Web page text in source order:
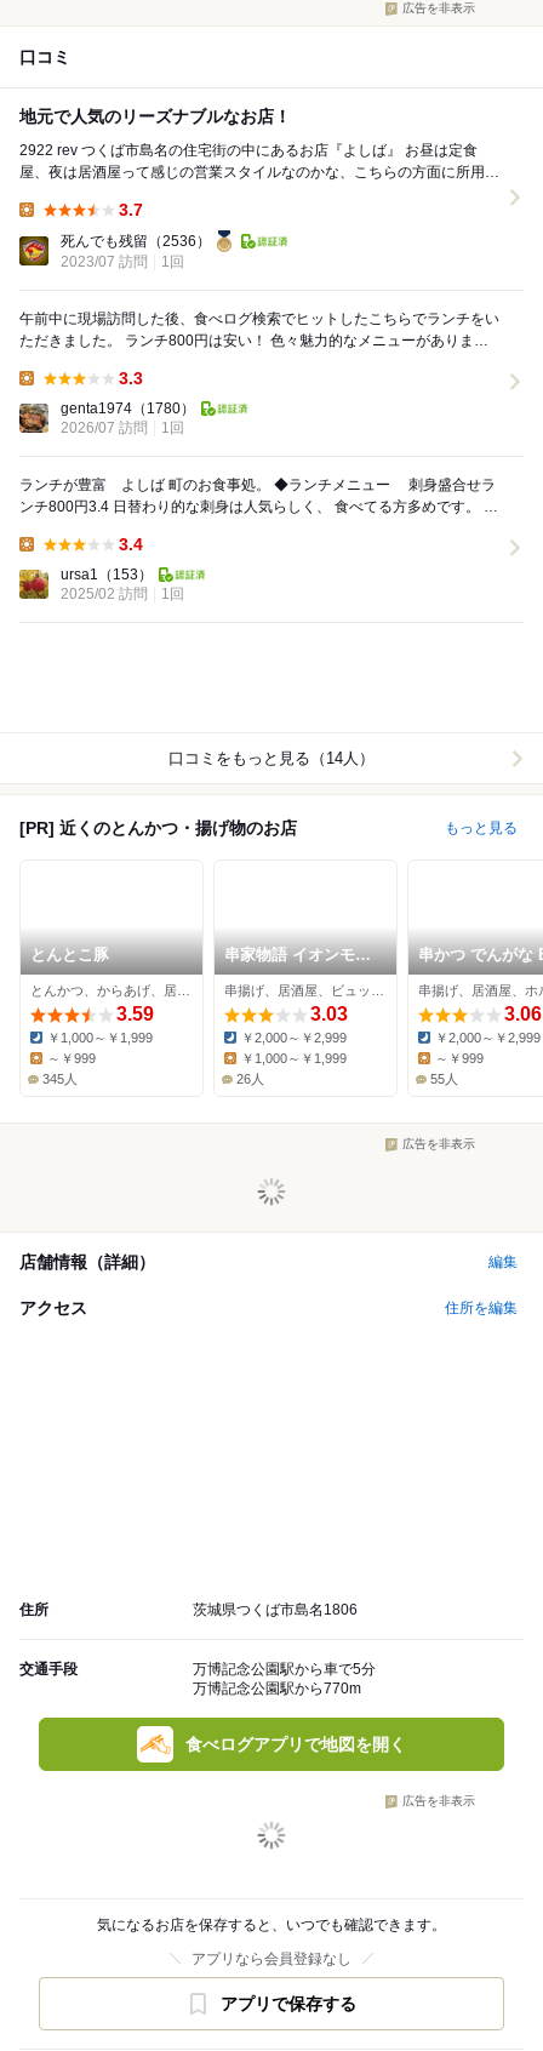
広告を非表示
口コミ
地元で人気のリーズナブルなお店！
2922 rev つくば市島名の住宅街の中にあるお店『よしば』 お昼は定食
屋、夜は居酒屋って感じの営業スタイルなのかな、こちらの方面に所用が
3.7
死んでも残留 （2536）
2023/07 訪問
1回
午前中に現場訪問した後、食べログ検索でヒットしたこちらでランチをい
ただきました。 ランチ800円は安い！ 色々魅力的なメニューがありまし
3.3
genta1974 （1780）
2026/07 訪問
1回
ランチが豊富 よしば 町のお食事処。 ◆ランチメニュー 刺身盛合せラ
ンチ800円3.4 日替わり的な刺身は人気らしく、 食べてる方多めです。 生
3.4
ursa1 （153）
2025/02 訪問
1回
口コミをもっと見る（14人）
[PR] 近くのとんかつ・揚げ物のお店 もっと見る
とんとこ豚
3.59
Dinner:
￥1,000～￥1,999
～￥999
345人
串家物語 イオンモー
ルつくば店
3.03
Dinner:
￥2,000～￥2,999
Lunch:
￥1,000～￥1,999
26人
串かつ でんがな
つくば店
串揚げ、居酒屋、ホ
3.06
Dinner:
￥2,000～￥2,999
Lunch:
～￥999
55人
広告を非表示
店舗情報（詳細） 編集
アクセス 住所を編集
住所 茨城県つくば市島名1806
交通手段
万博記念公園駅から車で5分
万博記念公園駅から770m
食べログアプリで地図を開く
広告を非表示
気になるお店を保存すると、いつでも確認できます。
アプリなら会員登録なし
アプリで保存する